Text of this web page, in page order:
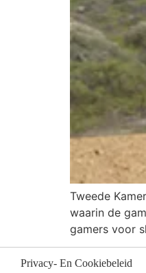
Tweede
waarin de
gamers voor
Privacy- En Cookiebeleid